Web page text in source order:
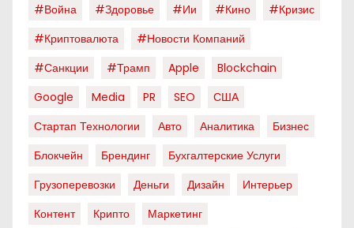
#война
#здоровье #ии #кино
#кризис
#криптовалюта
#новости Компаний
#санкции
#трамп Apple
Blockchain
Google
Media PR SEO
США
Стартап Технологии
Авто Аналитика
Бизнес
Блокчейн
Брендинг
Бухгалтерские Услуги
Грузоперевозки
Деньги Дизайн
Интерьер
Контент
Крипто
Маркетинг